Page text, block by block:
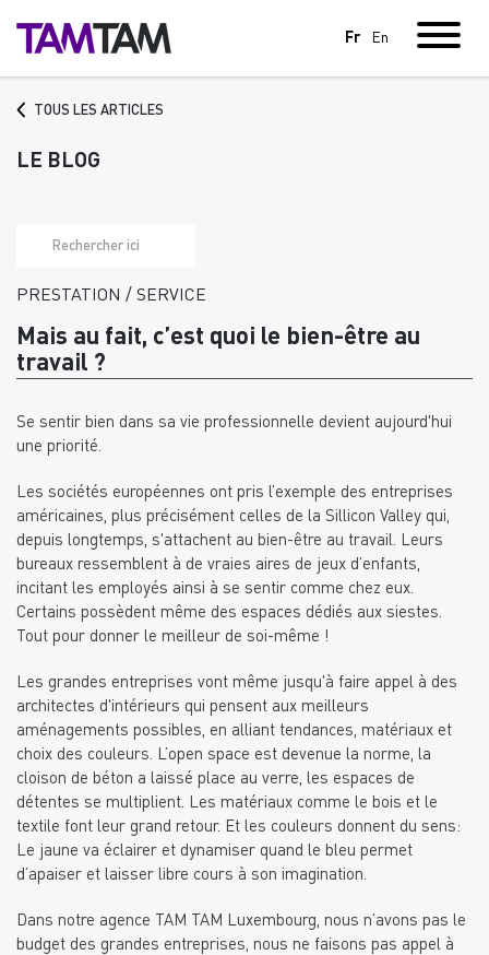
Fr En
TOUS LES ARTICLES
LE BLOG
PRESTATION / SERVICE
Mais au fait, c’est quoi le bien-être au
travail ?
Se sentir bien dans sa vie professionnelle devient aujourd'hui
une priorité.
Les sociétés européennes ont pris l’exemple des entreprises
américaines, plus précisément celles de la Sillicon Valley qui,
depuis longtemps, s'attachent au bien-être au travail. Leurs
bureaux ressemblent à de vraies aires de jeux d’enfants,
incitant les employés ainsi à se sentir comme chez eux.
Certains possèdent même des espaces dédiés aux siestes.
Tout pour donner le meilleur de soi-même !
Les grandes entreprises vont même jusqu'à faire appel à des
architectes d'intérieurs qui pensent aux meilleurs
aménagements possibles, en alliant tendances, matériaux et
choix des couleurs. L’open space est devenue la norme, la
cloison de béton a laissé place au verre, les espaces de
détentes se multiplient. Les matériaux comme le bois et le
textile font leur grand retour. Et les couleurs donnent du sens:
Le jaune va éclairer et dynamiser quand le bleu permet
d’apaiser et laisser libre cours à son imagination.
Dans notre agence TAM TAM Luxembourg, nous n’avons pas le
budget des grandes entreprises, nous ne faisons pas appel à